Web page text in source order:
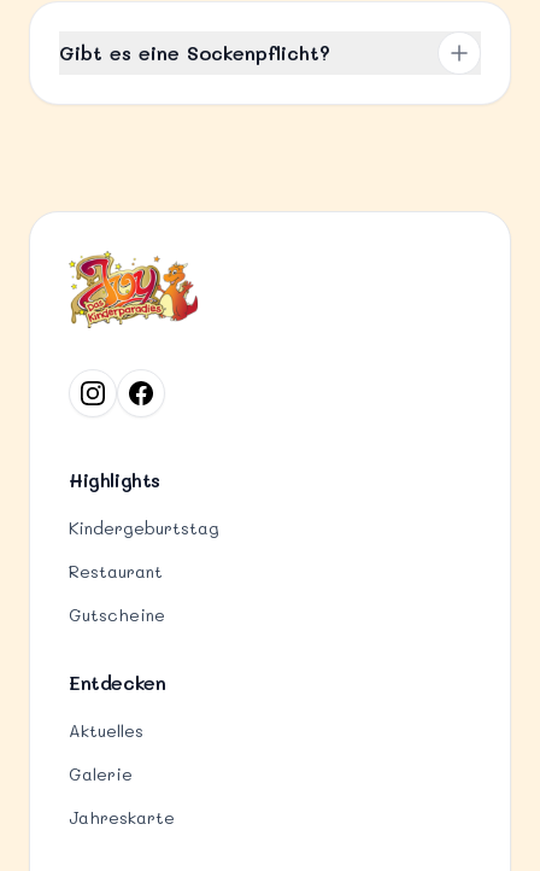
Gibt es eine Sockenpflicht?
Highlights
Kindergeburtstag
Restaurant
Gutscheine
Entdecken
Aktuelles
Galerie
Jahreskarte